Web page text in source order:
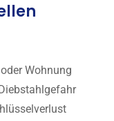
Wohnung